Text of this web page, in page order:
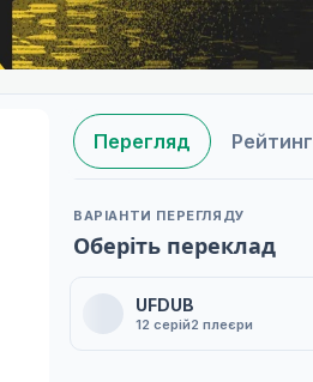
Перегляд Рейтинг
ВАРІАНТИ ПЕРЕГЛЯДУ
Оберіть переклад
UFDUB
12 серій2 плеєри